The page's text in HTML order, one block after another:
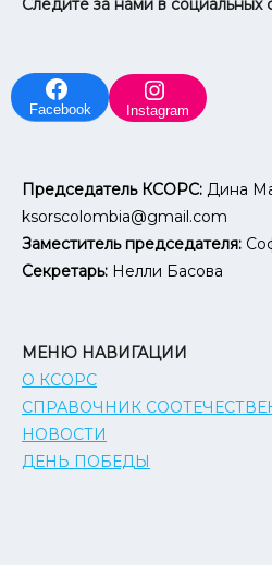
Следите за нами в социальных
Facebook Instagram
Председатель КСОРС: Дина
ksorscolombia@gmail.com
Заместитель председателя:
Секретарь: Нелли Басова
МЕНЮ НАВИГАЦИИ
О КСОРС
СПРАВОЧНИК
НОВОСТИ
ДЕНЬ ПОБЕДЫ